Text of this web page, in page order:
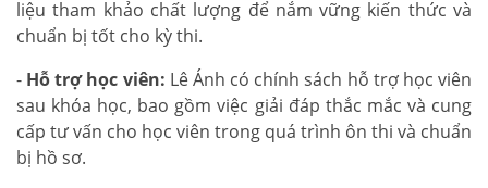
liệu tham khảo chất lượng để nắm vững kiến thức và
chuẩn bị tốt cho kỳ thi.
- Hỗ trợ học viên: Lê Ánh có chính sách hỗ trợ học viên
sau khóa học, bao gồm việc giải đáp thắc mắc và cung
cấp tư vấn cho học viên trong quá trình ôn thi và chuẩn
bị hồ sơ.